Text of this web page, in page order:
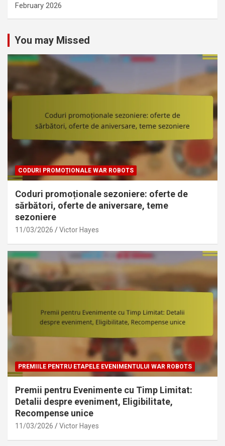
February 2026
You may Missed
CODURI PROMOȚIONALE WAR ROBOTS
Coduri promoționale sezoniere: oferte de
sărbători, oferte de aniversare, teme
sezoniere
11/03/2026 Victor Hayes
PREMIILE PENTRU ETAPELE EVENIMENTULUI WAR ROBOTS
Premii pentru Evenimente cu Timp Limitat:
Detalii despre eveniment, Eligibilitate,
Recompense unice
11/03/2026 Victor Hayes